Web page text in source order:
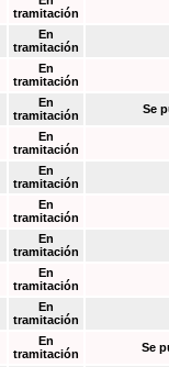
tramitación
En
tramitación
En
tramitación
En
tramitación
Se
En
tramitación
En
tramitación
En
tramitación
En
tramitación
En
tramitación
En
tramitación
En
tramitación
Se